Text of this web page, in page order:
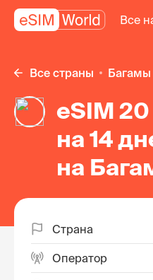
Все
Все страны Багамы
eSIM
на 14
на
Страна
Оператор